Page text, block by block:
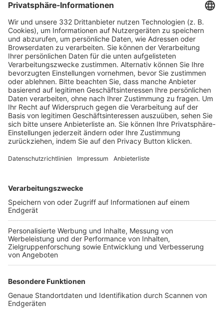
HÄUFIG BESUCHTE SEITEN
Pässe und Vereinswechsel
Trainerausbildung
Schulungsangebot Vereinsmitarbeiter
BFV-Geschäftsstellen
Trainerbörse
Login SpielPlus
FOLGE DEM BFV
TOP-VEREINE
TOP-PARTNER